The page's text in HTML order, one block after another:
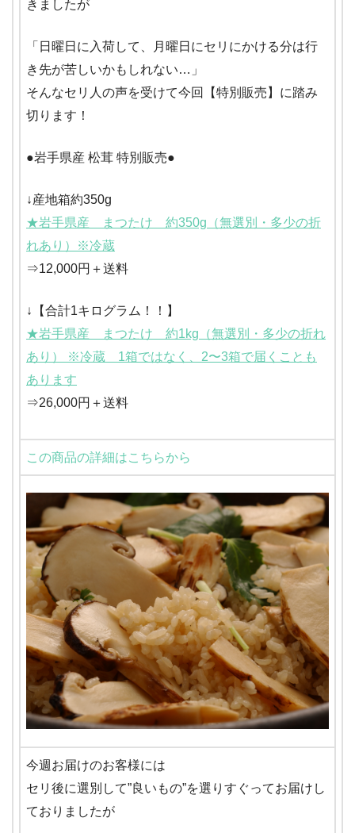
きましたが
「日曜日に入荷して、月曜日にセリにかける分は行
き先が苦しいかもしれない…」
そんなセリ人の声を受けて今回【特別販売】に踏み
切ります！
●岩手県産 松茸 特別販売●
↓産地箱約350g
★岩手県産 まつたけ 約350g（無選別・多少の折
れあり）※冷蔵
⇒12,000円＋送料
↓【合計1キログラム！！】
★岩手県産 まつたけ 約1kg（無選別・多少の折れ
あり） ※冷蔵 1箱ではなく、2〜3箱で届くことも
あります
⇒26,000円＋送料
この商品の詳細はこちらから
今週お届けのお客様には
セリ後に選別して”良いもの”を選りすぐってお届けし
ておりましたが